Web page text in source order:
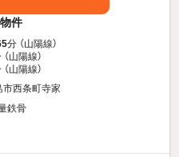
件
分 （山陽線）
（山陽線）
（山陽線）
市西条町寺家
鉄骨